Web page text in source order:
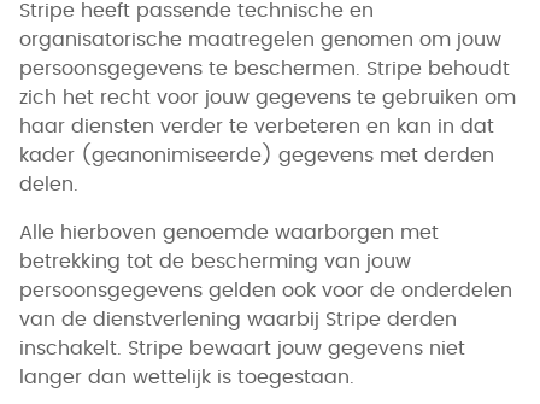
Stripe heeft passende technische en
organisatorische maatregelen genomen om jouw
persoonsgegevens te beschermen. Stripe behoudt
zich het recht voor jouw gegevens te gebruiken om
haar diensten verder te verbeteren en kan in dat
kader (geanonimiseerde) gegevens met derden
delen.
Alle hierboven genoemde waarborgen met
betrekking tot de bescherming van jouw
persoonsgegevens gelden ook voor de onderdelen
van de dienstverlening waarbij Stripe derden
inschakelt. Stripe bewaart jouw gegevens niet
langer dan wettelijk is toegestaan.